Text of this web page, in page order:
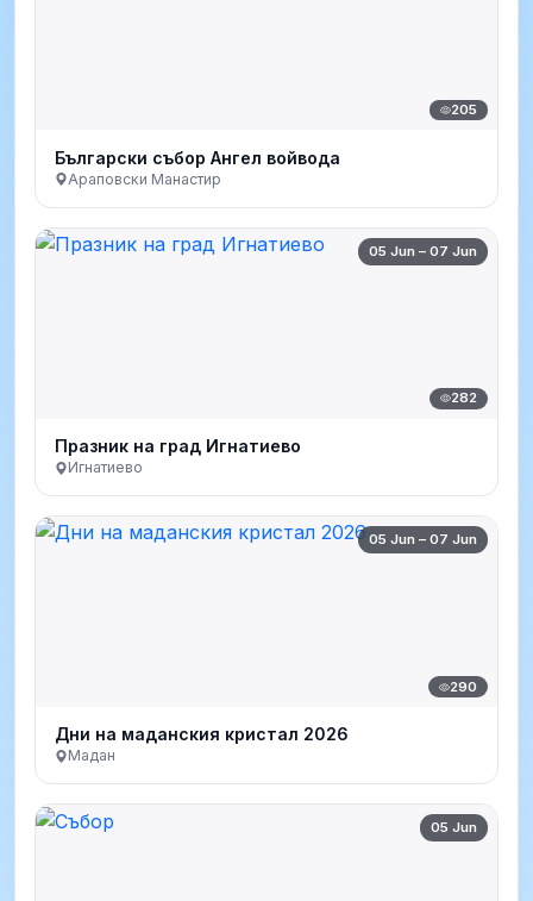
205
Български събор Ангел войвода
Араповски Манастир
05 Jun – 07 Jun
282
Празник на град Игнатиево
Игнатиево
05 Jun – 07 Jun
290
Дни на маданския кристал 2026
Мадан
05 Jun